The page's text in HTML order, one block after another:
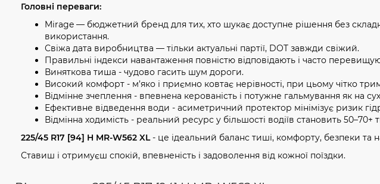
Головні переваги:
Mirage — бюджетний бренд для тих, хто шукає доступне рішення без
використання.
Свіжа дата виробництва — тільки актуальні партії, DOT завжди свіжий.
Правильні індекси навантаження повністю відповідають і часто
Виняткова тиша - чудово гасить шум дороги.
Високий комфорт - м’яко і приємно ковтає нерівності, при цьому чітко
Відмінне зчеплення - впевнена керованість і потужне гальмування як на
Ефективне відведення води - асиметричний протектор мінімізує ризик
Відмінна ходимість - реальний ресурс у більшості водіїв становить 50–70+
225/45 R17 [94] H MR-W562 XL- це ідеальний баланс тиші, комфорту, безпеки та
Ставиш і отримуєш спокій, впевненість і задоволення від кожної поїздки.